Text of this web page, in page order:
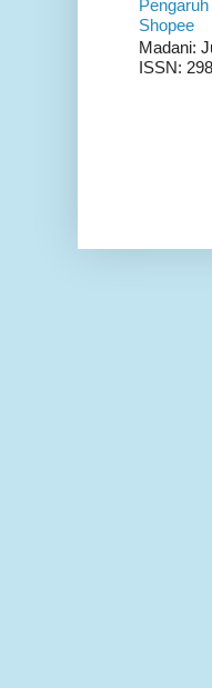
Shopee
Madani:
ISSN: